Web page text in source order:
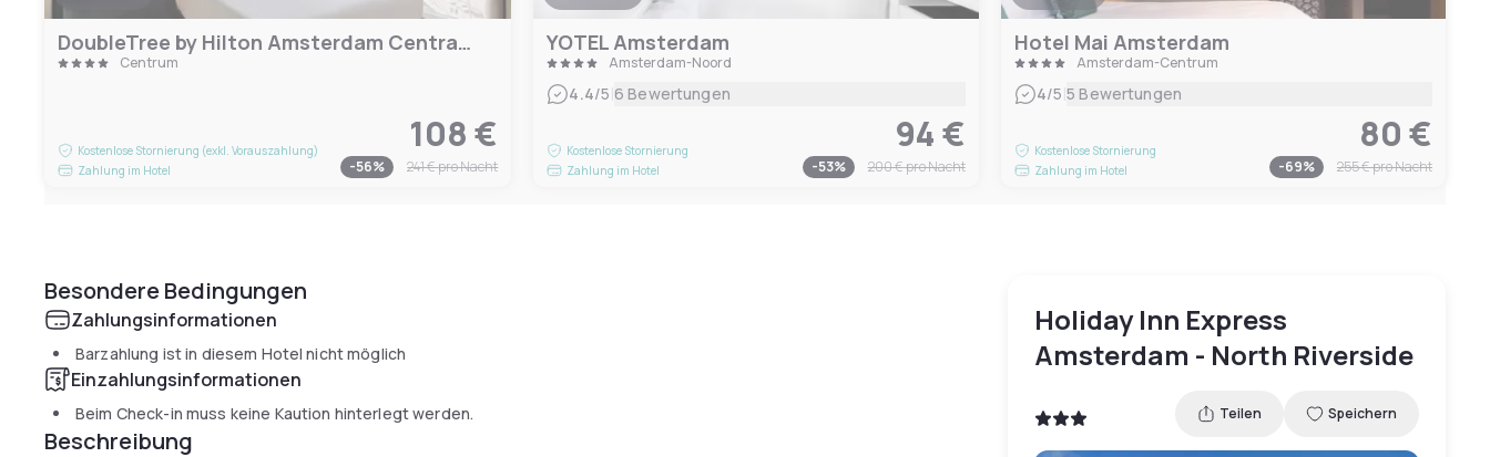
DoubleTree by Hilton Amsterdam Centraal Station
Centrum
Kostenlose Stornierung (exkl. Vorauszahlung)
Zahlung im Hotel
108 €
-56% 241 €pro Nacht
YOTEL Amsterdam
Amsterdam-Noord
4.4/5|6 Bewertungen
Kostenlose Stornierung
Zahlung im Hotel
94 €
-53% 200 €pro Nacht
Hotel Mai Amsterdam
Amsterdam-Centrum
4/5|5 Bewertungen
Kostenlose Stornierung
Zahlung im Hotel
80 €
-69% 255 €pro Nacht
Besondere Bedingungen
Zahlungsinformationen
Barzahlung ist in diesem Hotel nicht möglich
Einzahlungsinformationen
Beim Check-in muss keine Kaution hinterlegt werden.
Beschreibung
Holiday Inn Express
Amsterdam - North Riverside
Teilen Speichern